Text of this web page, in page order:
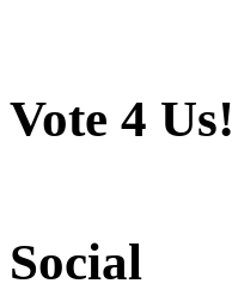
Vote 4 Us!
Social